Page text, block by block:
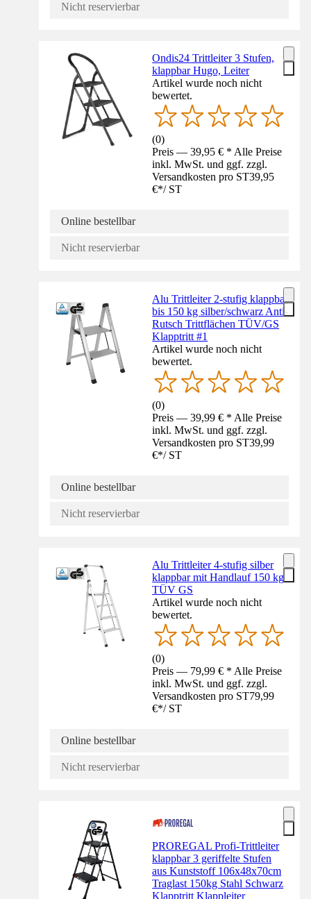
Nicht reservierbar
Ondis24 Trittleiter 3 Stufen,
klappbar Hugo, Leiter
Artikel wurde noch nicht
bewertet.
(0)
Preis — 39,95 € * Alle Preise
inkl. MwSt. und ggf. zzgl.
Versandkosten pro ST39,95
€*/ ST
Online bestellbar
Nicht reservierbar
Alu Trittleiter 2-stufig klappbar
bis 150 kg silber/schwarz Anti-
Rutsch Trittflächen TÜV/GS
Klapptritt #1
Artikel wurde noch nicht
bewertet.
(0)
Preis — 39,99 € * Alle Preise
inkl. MwSt. und ggf. zzgl.
Versandkosten pro ST39,99
€*/ ST
Online bestellbar
Nicht reservierbar
Alu Trittleiter 4-stufig silber
klappbar mit Handlauf 150 kg
TÜV GS
Artikel wurde noch nicht
bewertet.
(0)
Preis — 79,99 € * Alle Preise
inkl. MwSt. und ggf. zzgl.
Versandkosten pro ST79,99
€*/ ST
Online bestellbar
Nicht reservierbar
PROREGAL Profi-Trittleiter
klappbar 3 geriffelte Stufen
aus Kunststoff 106x48x70cm
Traglast 150kg Stahl Schwarz
Klapptritt Klappleiter